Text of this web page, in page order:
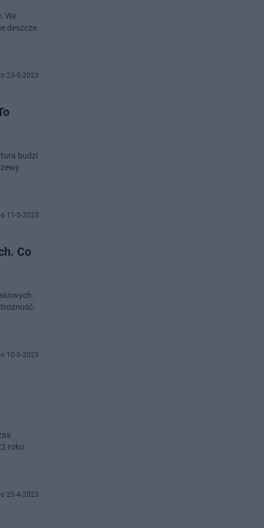
We
deszcze.
23-5-2023
budzi
11-5-2023
Co
10-5-2023
roku.
25-4-2023